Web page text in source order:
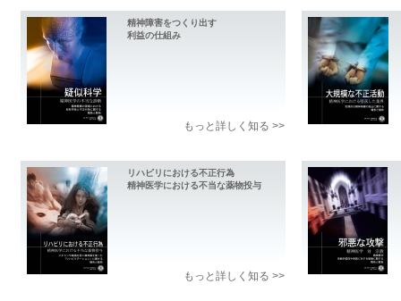
精神障害をつくり出す
利益の仕組み
もっと詳しく知る >>
リハビリにおける不正行為
精神医学における不当な薬物投与
もっと詳しく知る >>